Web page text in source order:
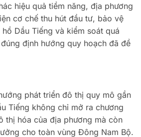
hiệu quả tiềm năng, địa phương
cơ chế thu hút đầu tư, bảo vệ
Dầu Tiếng và kiểm soát quá
định hướng quy hoạch đã đề
phát triển đô thị quy mô gần
Tiếng không chỉ mở ra chương
thị hóa của địa phương mà còn
cho toàn vùng Đông Nam Bộ.